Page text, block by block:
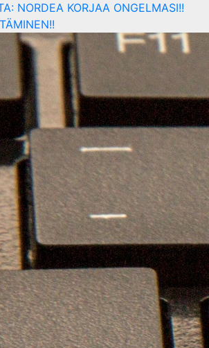
NORDEA KORJAA ONGELMASI!!